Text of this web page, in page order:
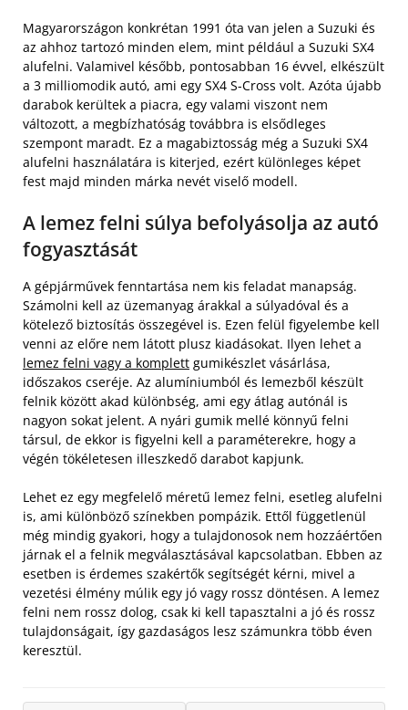
Magyarországon konkrétan 1991 óta van jelen a Suzuki és
az ahhoz tartozó minden elem, mint például a Suzuki SX4
alufelni. Valamivel később, pontosabban 16 évvel, elkészült
a 3 milliomodik autó, ami egy SX4 S-Cross volt. Azóta újabb
darabok kerültek a piacra, egy valami viszont nem
változott, a megbízhatóság továbbra is elsődleges
szempont maradt. Ez a magabiztosság még a Suzuki SX4
alufelni használatára is kiterjed, ezért különleges képet
fest majd minden márka nevét viselő modell.
A lemez felni súlya befolyásolja az autó
fogyasztását
A gépjárművek fenntartása nem kis feladat manapság.
Számolni kell az üzemanyag árakkal a súlyadóval és a
kötelező biztosítás összegével is. Ezen felül figyelembe kell
venni az előre nem látott plusz kiadásokat. Ilyen lehet a
lemez felni vagy a komplett gumikészlet vásárlása,
időszakos cseréje. Az alumíniumból és lemezből készült
felnik között akad különbség, ami egy átlag autónál is
nagyon sokat jelent. A nyári gumik mellé könnyű felni
társul, de ekkor is figyelni kell a paraméterekre, hogy a
végén tökéletesen illeszkedő darabot kapjunk.
Lehet ez egy megfelelő méretű lemez felni, esetleg alufelni
is, ami különböző színekben pompázik. Ettől függetlenül
még mindig gyakori, hogy a tulajdonosok nem hozzáértően
járnak el a felnik megválasztásával kapcsolatban. Ebben az
esetben is érdemes szakértők segítségét kérni, mivel a
vezetési élmény múlik egy jó vagy rossz döntésen. A lemez
felni nem rossz dolog, csak ki kell tapasztalni a jó és rossz
tulajdonságait, így gazdaságos lesz számunkra több éven
keresztül.